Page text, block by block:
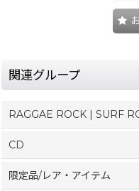
関連グループ
RAGGAE ROCK | SURF
CD
限定品/レア・アイテム